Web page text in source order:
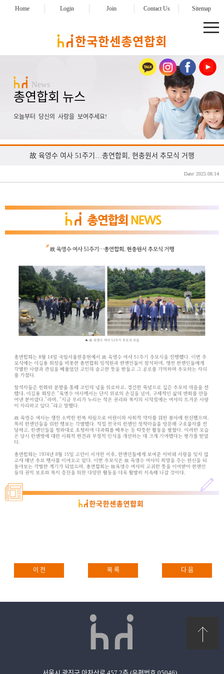
Home Login Join Contact Us Sitemap
News
총연합회 뉴스
오늘부터 당신의 사랑을 보여주세요!
故 육영수 여사 51주기…총연합회, 현충원서 추모식 거행
Date/ 2025.08.14
다 음
목 록
이 전